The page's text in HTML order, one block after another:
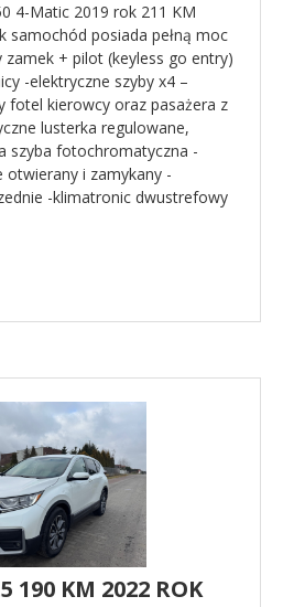
4-Matic 2019 rok 211 KM
samochód posiada pełną moc
zamek + pilot (keyless go entry)
-elektryczne szyby x4 –
fotel kierowcy oraz pasażera z
lusterka regulowane,
szyba fotochromatyczna -
otwierany i zamykany -
-klimatronic dwustrefowy
190 KM 2022 ROK